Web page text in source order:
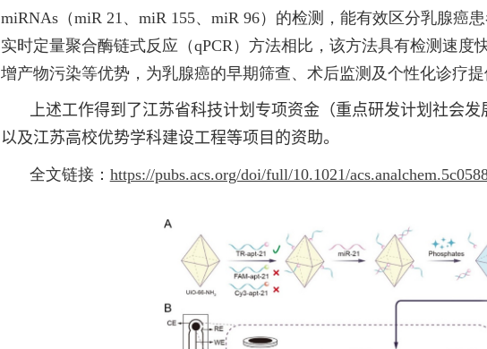
miRNAs （miR 21 、 miR 155、 miR 96）的检测，能有效区分乳腺癌
实时定量聚合酶链式反应（qPCR ）方法相比，该方法具有检测速度
增产物污染等优势，为乳腺癌的早期筛查、术后监测及个性化诊疗提
上述工作得到了江苏省科技计划专项资金（重点研发计划社会
以及江苏高校优势学科建设工程等项目的资助。
全文链接： https://pubs.acs.org/doi/full/10.1021/